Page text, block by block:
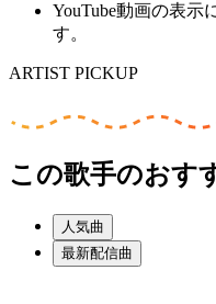
YouTube動画の表示
す。
ARTIST PICKUP
この歌手のおす
人気曲
最新配信曲